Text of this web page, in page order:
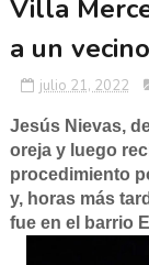
Villa
a un
julio 21, 2022
Jesús Nievas,
oreja y luego
procedimiento
y, horas más
fue en el barrio